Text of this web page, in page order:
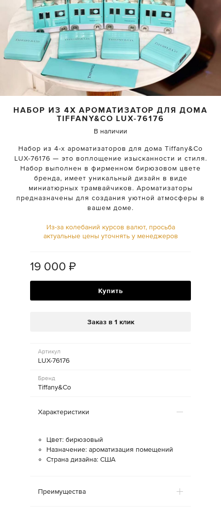
НАБОР ИЗ 4Х АРОМАТИЗАТОР ДЛЯ ДОМА
TIFFANY&CO LUX-76176
В наличии
Набор из 4-х ароматизаторов для дома Tiffany&Co
LUX-76176 — это воплощение изысканности и стиля.
Набор выполнен в фирменном бирюзовом цвете
бренда, имеет уникальный дизайн в виде
миниатюрных трамвайчиков. Ароматизаторы
предназначены для создания уютной атмосферы в
вашем доме.
Из-за колебаний курсов валют, просьба
актуальные цены уточнять у менеджеров
19 000 ₽
Купить
Заказ в 1 клик
Артикул
LUX-76176
Бренд
Tiffany&Co
Характеристики
Цвет: бирюзовый
Назначение: ароматизация помещений
Страна дизайна: США
Преимущества